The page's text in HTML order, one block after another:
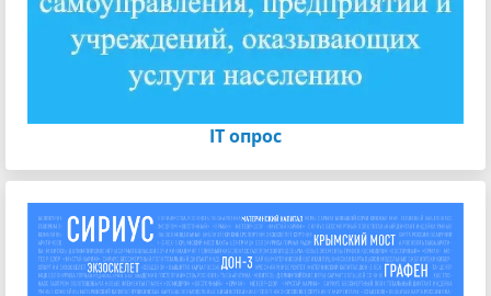
IT опрос